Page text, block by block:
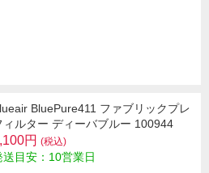
BluePure411 ファブリックプレ
ィルター ディーバブルー 100944
円 (税込)
送目安：10営業日